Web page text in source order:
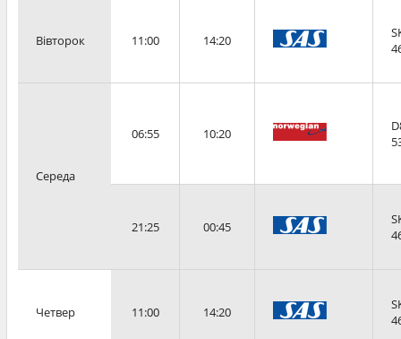
Вівторок 11:00 14:20
Середа
06:55 10:20
21:25 00:45
Четвер 11:00 14:20